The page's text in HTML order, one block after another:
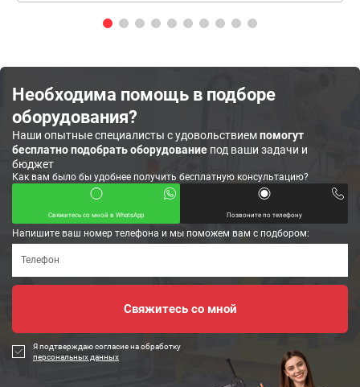
Необходима помощь в подборе
оборудования?
Наши опытные специалисты с удовольствиемпомогут
бесплатно подобрать оборудование под ваши задачи и
бюджет
Как вам было бы удобнее получить бесплатную консультацию?
Свяжитесь со мной в WhatsApp Позвоните по телефону
Напишите ваш номер телефона и мы поможем вам с подбором:
Я подтверждаю согласие на обработку
персональных данных